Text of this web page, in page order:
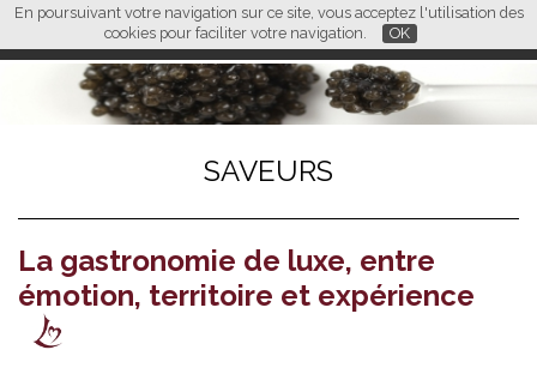
En poursuivant votre navigation sur ce site, vous acceptez l'utilisation des
cookies pour faciliter votre navigation.
OK
FR EN CN
L M
SAVEURS
La gastronomie de luxe, entre
émotion, territoire et expérience